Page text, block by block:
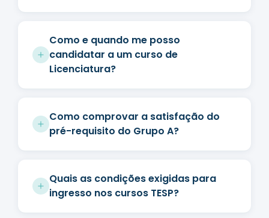
Como e quando me posso
candidatar a um curso de
Licenciatura?
Como comprovar a satisfação do
pré-requisito do Grupo A?
Quais as condições exigidas para
ingresso nos cursos TESP?